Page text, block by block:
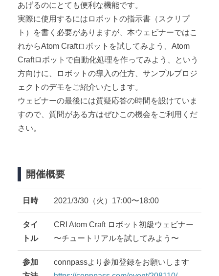
あげるのにとても便利な機能です。
実際に使用するにはロボットの指示書（スクリプ
ト）を書く必要がありますが、本ウェビナーではこ
れからAtom Craftロボットを試してみよう、Atom
Craftロボットで自動化処理を作ってみよう、という
方向けに、ロボットの導入の仕方、サンプルプロジ
ェクトのデモをご紹介いたします。
ウェビナーの最後には質疑応答の時間を設けていま
すので、質問がある方はぜひこの機会をご利用くだ
さい。
開催概要
日時 2021/3/30（火）17:00〜18:00
タイ
トル
CRI Atom Craft ロボット初級ウェビナー
〜チュートリアルを試してみよう〜
参加
connpassより参加登録をお願いします